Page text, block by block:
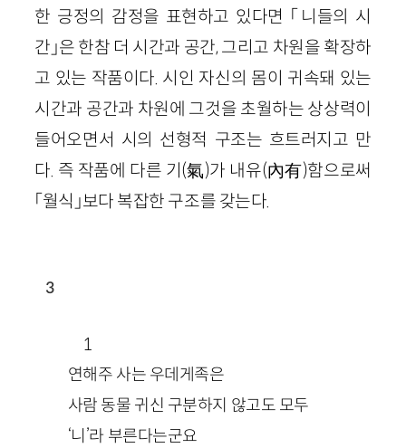
한 긍정의 감정을 표현하고 있다면 「니들의 시
간」은 한참 더 시간과 공간, 그리고 차원을 확장하
고 있는 작품이다. 시인 자신의 몸이 귀속돼 있는
시간과 공간과 차원에 그것을 초월하는 상상력이
들어오면서 시의 선형적 구조는 흐트러지고 만
다. 즉 작품에 다른 기(氣)가 내유(內有)함으로써
「월식」보다 복잡한 구조를 갖는다.
3
1
연해주 사는 우데게족은
사람 동물 귀신 구분하지 않고도 모두
‘니’라 부른다는군요